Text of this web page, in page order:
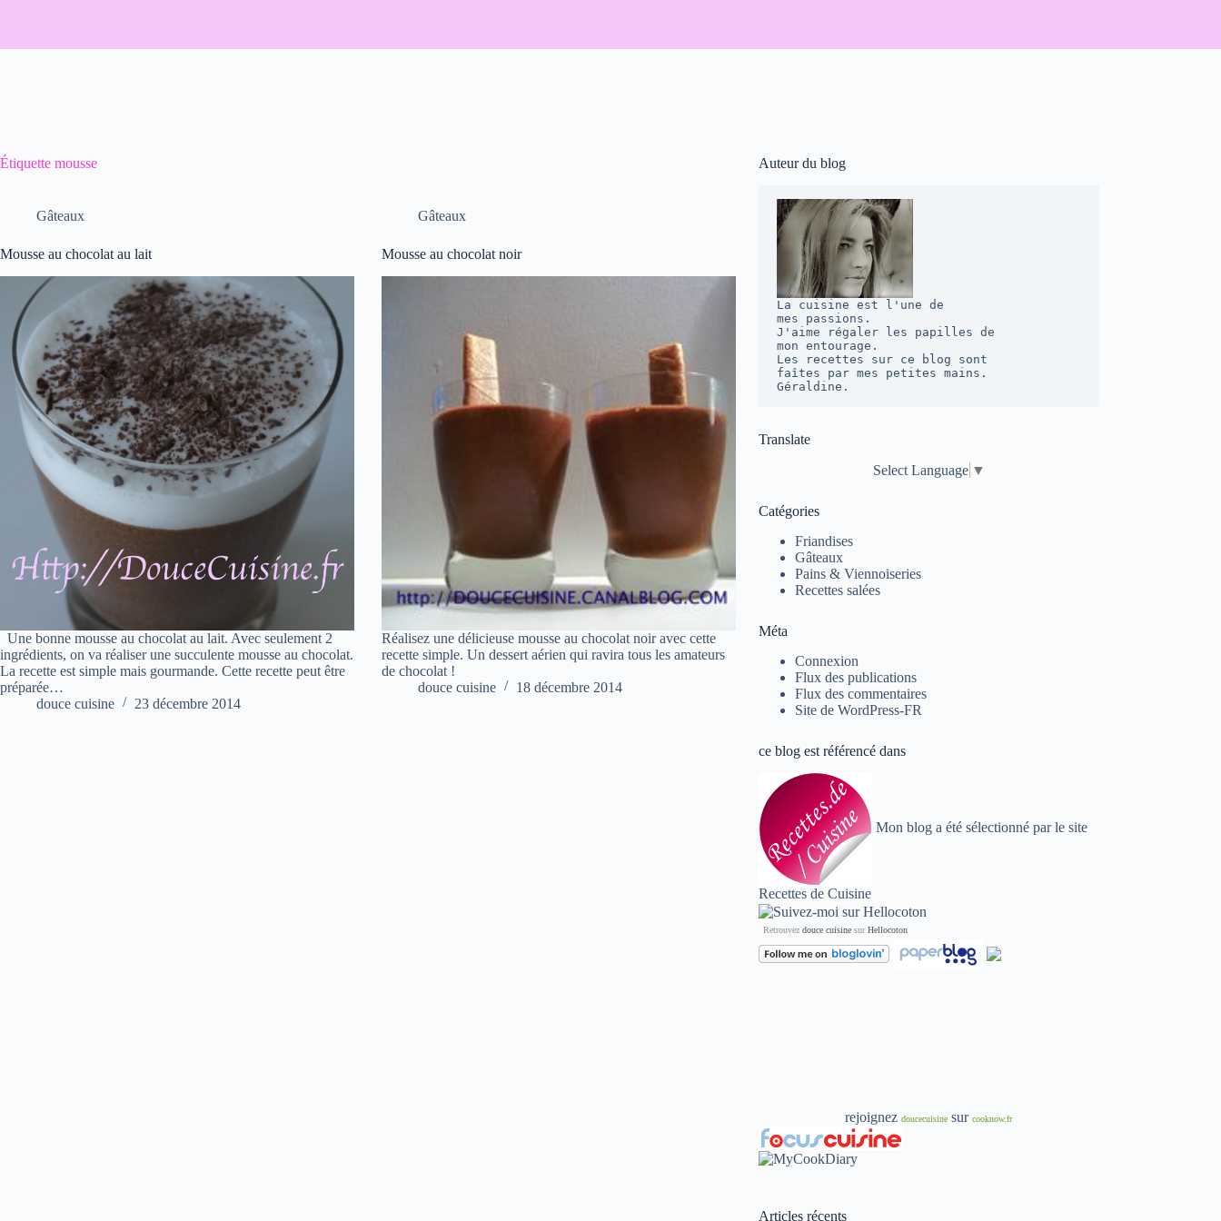
Étiquette mousse
Gâteaux
Mousse au chocolat au lait
Une bonne mousse au chocolat au lait. Avec seulement 2
ingrédients, on va réaliser une succulente mousse au chocolat.
La recette est simple mais gourmande. Cette recette peut être
préparée…
douce cuisine
23 décembre 2014
Gâteaux
Mousse au chocolat noir
Réalisez une délicieuse mousse au chocolat noir avec cette
recette simple. Un dessert aérien qui ravira tous les amateurs
de chocolat !
douce cuisine
18 décembre 2014
Auteur du blog
La cuisine est l'une de
mes passions.
J'aime régaler les papilles de
mon entourage.
Les recettes sur ce blog sont
faîtes par mes petites mains.
Géraldine.
Translate
Select Language ▼
Catégories
Friandises
Gâteaux
Pains & Viennoiseries
Recettes salées
Méta
Connexion
Flux des publications
Flux des commentaires
Site de WordPress-FR
ce blog est référencé dans
Mon blog a été sélectionné par le site
Recettes de Cuisine
Retrouvez douce cuisinesurHellocoton
rejoignezdoucecuisine surcooknow.fr
Articles récents